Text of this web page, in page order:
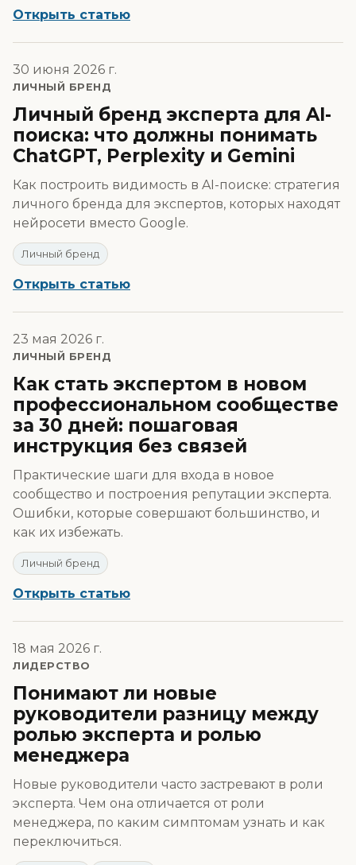
Открыть статью
30 июня 2026 г.
ЛИЧНЫЙ БРЕНД
Личный бренд эксперта для AI-
поиска: что должны понимать
ChatGPT, Perplexity и Gemini
Как построить видимость в AI-поиске: стратегия
личного бренда для экспертов, которых находят
нейросети вместо Google.
Личный бренд
Открыть статью
23 мая 2026 г.
ЛИЧНЫЙ БРЕНД
Как стать экспертом в новом
профессиональном сообществе
за 30 дней: пошаговая
инструкция без связей
Практические шаги для входа в новое
сообщество и построения репутации эксперта.
Ошибки, которые совершают большинство, и
как их избежать.
Личный бренд
Открыть статью
18 мая 2026 г.
ЛИДЕРСТВО
Понимают ли новые
руководители разницу между
ролью эксперта и ролью
менеджера
Новые руководители часто застревают в роли
эксперта. Чем она отличается от роли
менеджера, по каким симптомам узнать и как
переключиться.